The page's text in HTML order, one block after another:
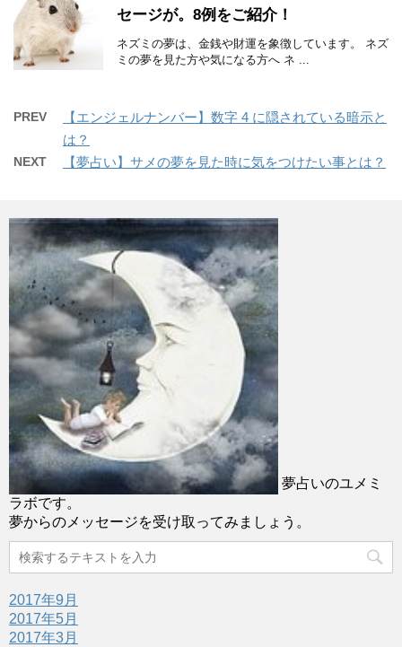
セージが。8例をご紹介！
ネズミの夢は、金銭や財運を象徴しています。 ネズ
ミの夢を見た方や気になる方へ ネ ...
PREV
【エンジェルナンバー】数字 4 に隠されている暗示と
は？
NEXT 【夢占い】サメの夢を見た時に気をつけたい事とは？
夢占いのユメミ
ラボです。
夢からのメッセージを受け取ってみましょう。
2017年9月
2017年5月
2017年3月